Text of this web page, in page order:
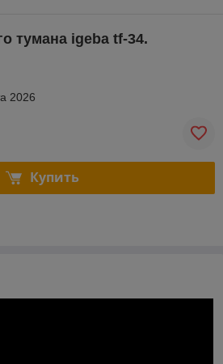
тумана igeba tf-34.
2026
Купить